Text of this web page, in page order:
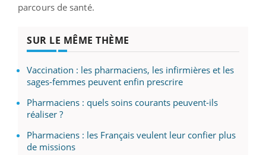
parcours de santé.
SUR LE MÊME THÈME
Vaccination : les pharmaciens, les infirmières et les
sages-femmes peuvent enfin prescrire
Pharmaciens : quels soins courants peuvent-ils
réaliser ?
Pharmaciens : les Français veulent leur confier plus
de missions